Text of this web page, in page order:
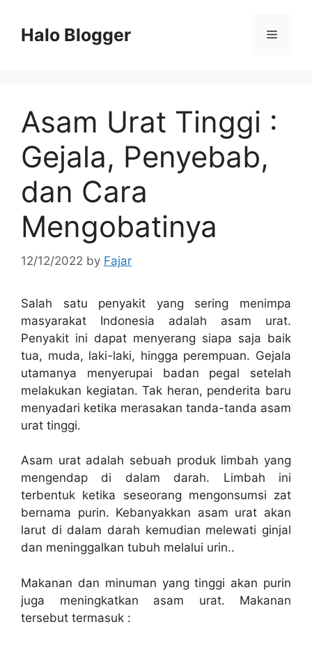
contentHalo Blogger Menu
Asam Urat Tinggi :
Gejala, Penyebab,
dan Cara
Mengobatinya
12/12/2022 by Fajar
Salah satu penyakit yang sering menimpa
masyarakat Indonesia adalah asam urat.
Penyakit ini dapat menyerang siapa saja baik
tua, muda, laki-laki, hingga perempuan. Gejala
utamanya menyerupai badan pegal setelah
melakukan kegiatan. Tak heran, penderita baru
menyadari ketika merasakan tanda-tanda asam
urat tinggi.
Asam urat adalah sebuah produk limbah yang
mengendap di dalam darah. Limbah ini
terbentuk ketika seseorang mengonsumsi zat
bernama purin. Kebanyakkan asam urat akan
larut di dalam darah kemudian melewati ginjal
dan meninggalkan tubuh melalui urin..
Makanan dan minuman yang tinggi akan purin
juga meningkatkan asam urat. Makanan
tersebut termasuk :